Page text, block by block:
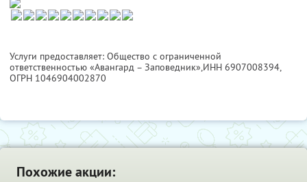
Услуги предоставляет: Общество с ограниченной
ответственностью «Авангард – Заповедник»,ИНН 6907008394,
ОГРН 1046904002870
Похожие акции: